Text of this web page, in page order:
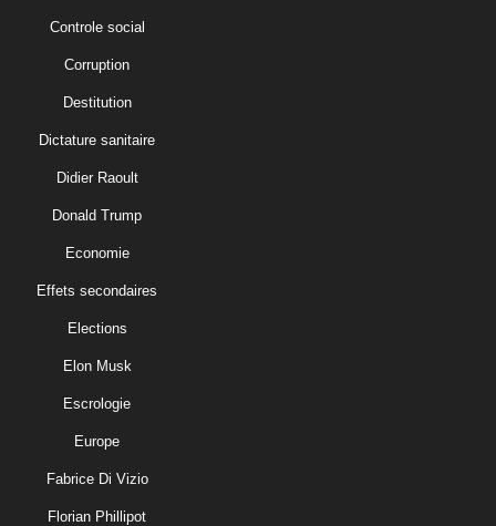
Controle social
Corruption
Destitution
Dictature sanitaire
Didier Raoult
Donald Trump
Economie
Effets secondaires
Elections
Elon Musk
Escrologie
Europe
Fabrice Di Vizio
Florian Phillipot